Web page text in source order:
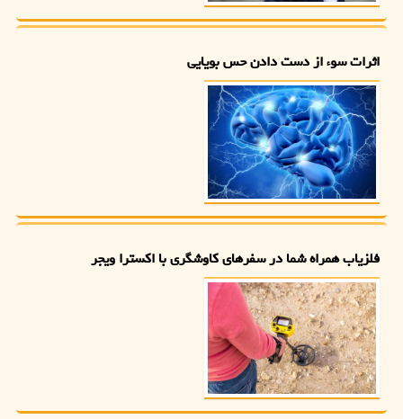
اثرات سوء از دست دادن حس بویایی
فلزیاب همراه شما در سفرهای کاوشگری با اکسترا ویجر